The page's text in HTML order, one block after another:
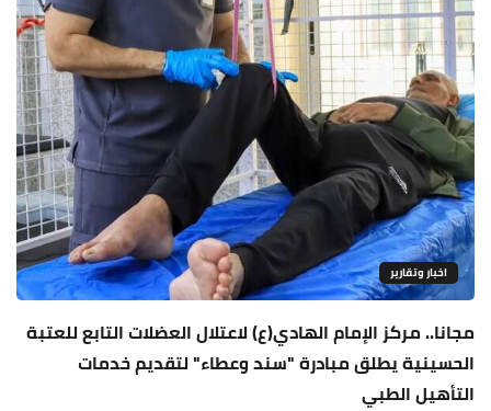
اخبار وتقارير
مجانا.. مركز الإمام الهادي(ع) لاعتلال العضلات التابع للعتبة
الحسينية يطلق مبادرة "سند وعطاء" لتقديم خدمات
التأهيل الطبي